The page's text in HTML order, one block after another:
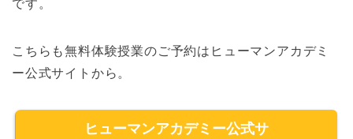
です。
こちらも無料体験授業のご予約はヒューマンアカデミ
ー公式サイトから。
ヒューマンアカデミー公式サ